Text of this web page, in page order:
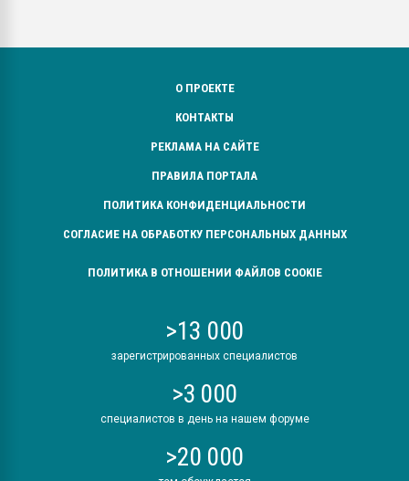
О ПРОЕКТЕ
КОНТАКТЫ
РЕКЛАМА НА САЙТЕ
ПРАВИЛА ПОРТАЛА
ПОЛИТИКА КОНФИДЕНЦИАЛЬНОСТИ
СОГЛАСИЕ НА ОБРАБОТКУ ПЕРСОНАЛЬНЫХ ДАННЫХ
ПОЛИТИКА В ОТНОШЕНИИ ФАЙЛОВ COOKIE
>13 000
зарегистрированных специалистов
>3 000
специалистов в день на нашем форуме
>20 000